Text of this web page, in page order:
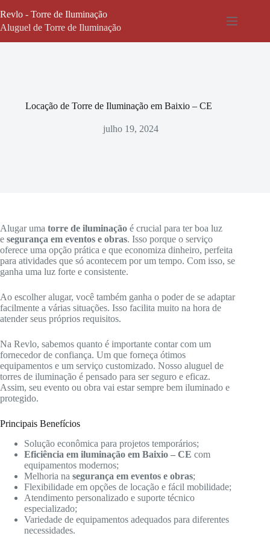
para
o
Revlo - Torre de Iluminação
Aluguel de Torre de Iluminação
Locação de Torre de Iluminação em Baixio – CE
julho 19, 2024
Alugar uma torre de iluminação é crucial para ter boa luz
e segurança em eventos e obras. Isso porque o serviço
oferece uma opção prática e que economiza dinheiro, perfeita
para atividades que só acontecem por um tempo. Com isso, se
ganha uma luz forte e consistente.
Ao escolher alugar, você também ganha o poder de se adaptar
facilmente a várias situações. Isso facilita muito na hora de
atender seus próprios requisitos.
Na Revlo, sabemos quanto é importante contar com um
fornecedor de confiança. Um que forneça ótimos
equipamentos e um serviço customizado. Nosso aluguel de
torres de iluminação é pensado para ser seguro e eficaz.
Assim, seu evento ou obra vai estar sempre bem iluminado e
protegido.
Principais Benefícios
Solução econômica para projetos temporários;
Eficiência em iluminação em Baixio – CE com
equipamentos modernos;
Melhoria na segurança em eventos e obras;
Flexibilidade em opções de locação e fácil mobilidade;
Atendimento personalizado e suporte técnico
especializado;
Variedade de equipamentos adequados para diferentes
necessidades.